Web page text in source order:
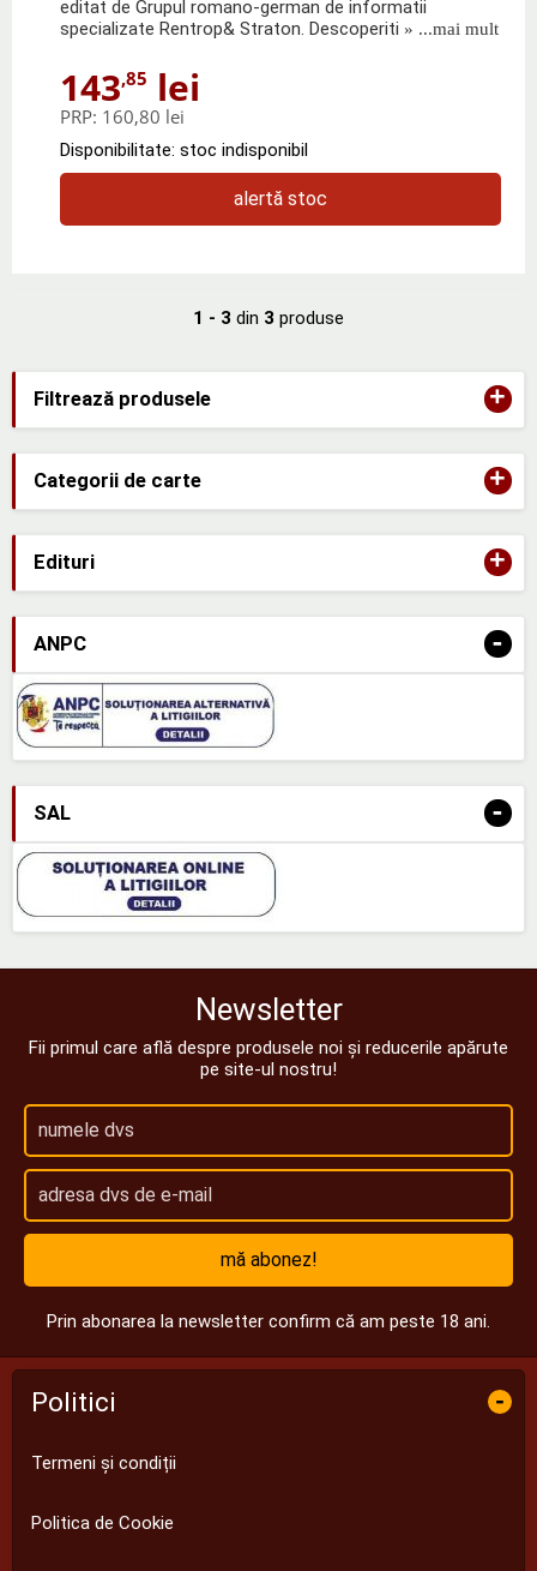
Filtrează produsele +
Categorii de carte +
Edituri +
ANPC -
SAL -
editat de Grupul romano-german de informatii
specializate Rentrop& Straton. Descoperiti » ...mai mult
143,85 lei
PRP: 160,80 lei
Disponibilitate: stoc indisponibil
alertă stoc
1 - 3 din 3 produse
Newsletter
Fii primul care află despre produsele noi și reducerile apărute
pe site-ul nostru!
mă abonez!
Prin abonarea la newsletter confirm că am peste 18 ani.
Politici -
Termeni și condiții
Politica de Cookie